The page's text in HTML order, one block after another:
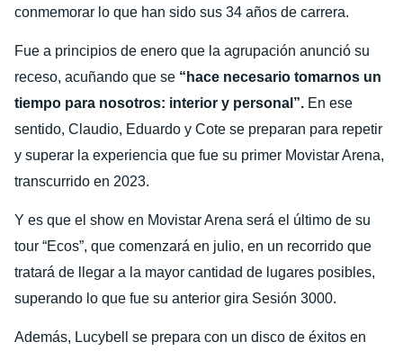
conmemorar lo que han sido sus 34 años de carrera.
Fue a principios de enero que la agrupación anunció su
receso, acuñando que se “hace necesario tomarnos un
tiempo para nosotros: interior y personal”. En ese
sentido, Claudio, Eduardo y Cote se preparan para repetir
y superar la experiencia que fue su primer Movistar Arena,
transcurrido en 2023.
Y es que el show en Movistar Arena será el último de su
tour “Ecos”, que comenzará en julio, en un recorrido que
tratará de llegar a la mayor cantidad de lugares posibles,
superando lo que fue su anterior gira Sesión 3000.
Además, Lucybell se prepara con un disco de éxitos en